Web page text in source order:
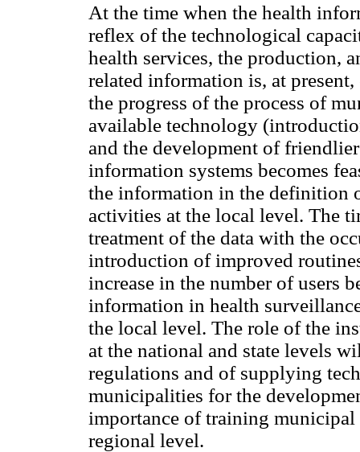
At the time when the health
reflex of the technological
health services, the production,
related information is, at
the progress of the process of
available technology
and the development of
information systems becomes
the information in the definition
activities at the local level. The
treatment of the data with the
introduction of improved
increase in the number of users
information in health
the local level. The role of the
at the national and state levels
regulations and of supplying
municipalities for the
importance of training municipal
regional level.